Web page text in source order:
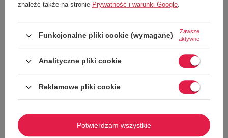
L XL
W PROMOCJI
znaleźć także na stronie Prywatność i warunki Google.
Funkcjonalne pliki cookie (wymagane)
Zawsze
aktywne
Analityczne pliki cookie
Reklamowe pliki cookie
Potwierdzam wszystkie